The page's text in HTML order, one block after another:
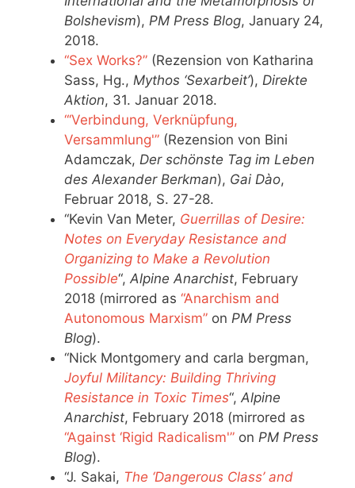
Bolshevism), PM Press Blog, January 24,
2018.
“Sex Works?” (Rezension von Katharina
Sass, Hg., Mythos ‘Sexarbeit’), Direkte
Aktion, 31. Januar 2018.
“‘Verbindung, Verknüpfung,
Versammlung'” (Rezension von Bini
Adamczak, Der schönste Tag im Leben
des Alexander Berkman), Gai Dào,
Februar 2018, S. 27-28.
“Kevin Van Meter, Guerrillas of Desire:
Notes on Everyday Resistance and
Organizing to Make a Revolution
Possible“, Alpine Anarchist, February
2018 (mirrored as “Anarchism and
Autonomous Marxism” on PM Press
Blog).
“Nick Montgomery and carla bergman,
Joyful Militancy: Building Thriving
Resistance in Toxic Times“, Alpine
Anarchist, February 2018 (mirrored as
“Against ‘Rigid Radicalism'” on PM Press
Blog).
“J. Sakai, The ‘Dangerous Class’ and